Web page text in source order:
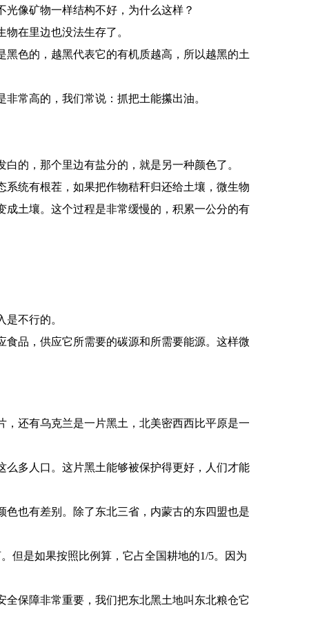
像矿物一样结构不好，为什么这样？
在里边也没法生存了。
色的，越黑代表它的有机质越高，所以越黑的土
常高的，我们常说：抓把土能攥出油。
的，那个里边有盐分的，就是另一种颜色了。
统有根茬，如果把作物秸秆归还给土壤，微生物
土壤。这个过程是非常缓慢的，积累一公分的有
不行的。
品，供应它所需要的碳源和所需要能源。这样微
还有乌克兰是一片黑土，北美密西西比平原是一
多人口。这片黑土能够被保护得更好，人们才能
也有差别。除了东北三省，内蒙古的东四盟也是
但是如果按照比例算，它占全国耕地的1/5。因为
保障非常重要，我们把东北黑土地叫东北粮仓它